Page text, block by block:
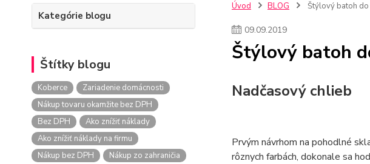
Kategórie blogu
Štítky blogu
Koberce
Zariadenie domácnosti
Nákup tovaru okamžite bez DPH
Bez DPH
Ako znížiť náklady
Ako znížiť náklady na firmu
Nákup bez DPH
Nákup zo zahraničia
Úvod BLOG Štýlový batoh do
09.09.2019
Štýlový batoh
Nadčasový chlieb
Prvým návrhom na pohodlné
rôznych farbách, dokonale sa